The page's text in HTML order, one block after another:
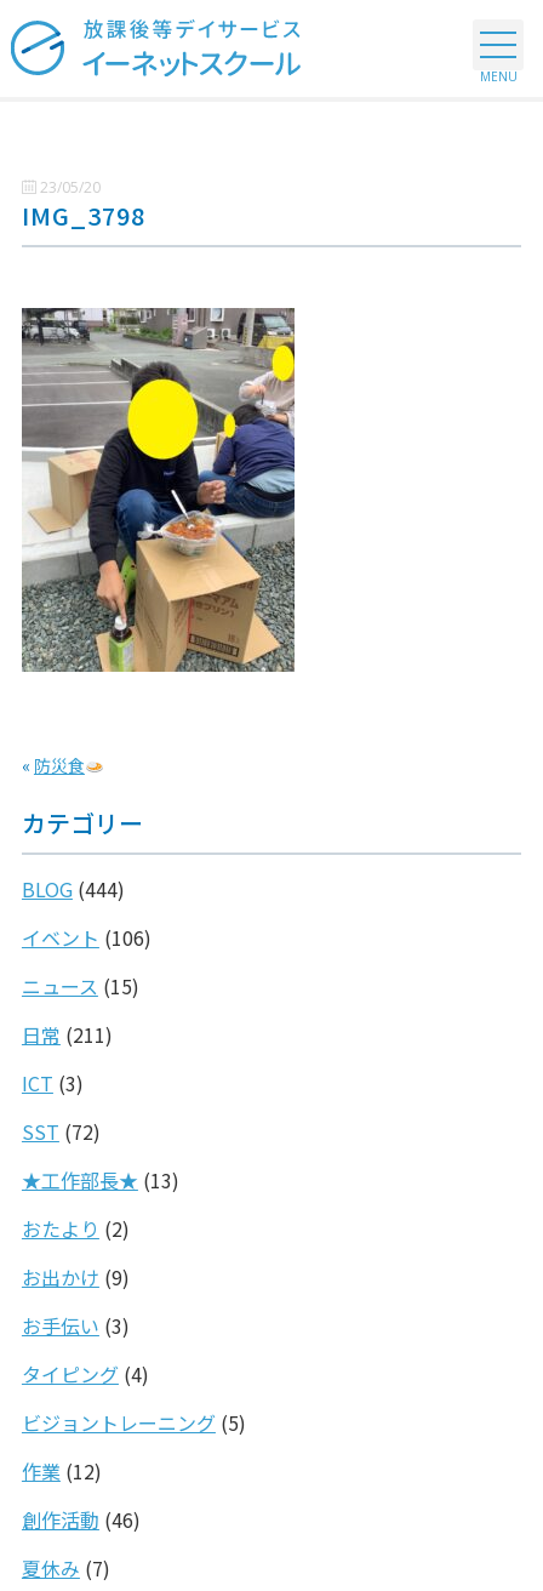
23/05/20
IMG_3798
« 防災食
カテゴリー
BLOG(444)
イベント (106)
ニュース (15)
日常 (211)
ICT (3)
SST (72)
★工作部長★ (13)
おたより (2)
お出かけ (9)
お手伝い (3)
タイピング(4)
ビジョントレーニング(5)
作業(12)
創作活動 (46)
夏休み (7)